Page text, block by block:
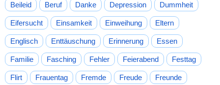
Beileid Beruf Danke Depression Dummheit
Eifersucht Einsamkeit Einweihung Eltern
Englisch Enttäuschung Erinnerung Essen
Familie Fasching Fehler Feierabend Festtag
Flirt Frauentag Fremde Freude Freunde